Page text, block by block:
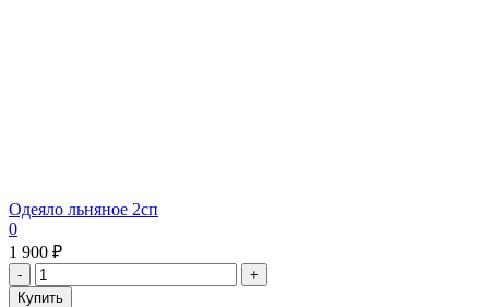
Одеяло льняное 2сп
0
1 900 ₽